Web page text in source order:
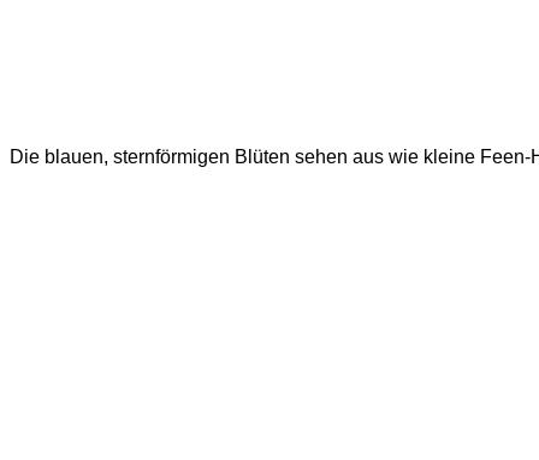
Die blauen, sternförmigen Blüten sehen aus wie kleine Feen-